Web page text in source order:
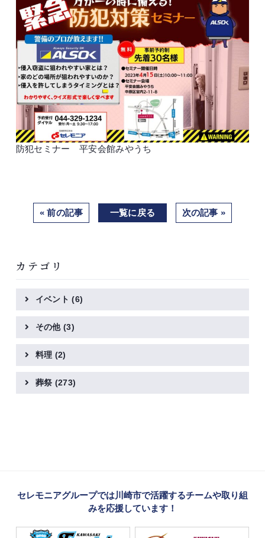
防犯セミナー 平安会館みやうち
« 前の記事 一覧に戻る 次の記事 »
カテゴリ
イベント(6)
その他(3)
料理 (2)
葬祭 (273)
セレモニアグループでは川崎市で活躍するチームや取り組
みを応援しています！